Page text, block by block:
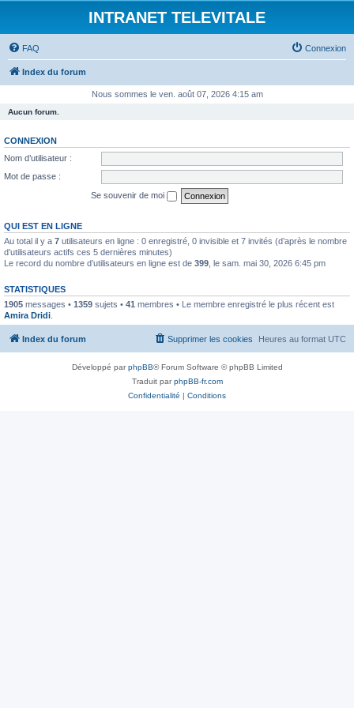
INTRANET TELEVITALE
FAQ Connexion
Index du forum
Nous sommes le ven. août 07, 2026 4:15 am
Aucun forum.
CONNEXION
Nom d’utilisateur :
Mot de passe :
Se souvenir de moi
QUI EST EN LIGNE
Au total il y a 7 utilisateurs en ligne : 0 enregistré, 0 invisible et 7 invités (d’après le nombre
d’utilisateurs actifs ces 5 dernières minutes)
Le record du nombre d’utilisateurs en ligne est de 399 , le sam. mai 30, 2026 6:45 pm
STATISTIQUES
1905 messages • 1359 sujets • 41 membres • Le membre enregistré le plus récent est
Amira Dridi
Index du forum Heures au format UTC
Supprimer les cookies
Développé parphpBB® Forum Software © phpBB Limited
Traduit parphpBB-fr.com
Confidentialité | Conditions